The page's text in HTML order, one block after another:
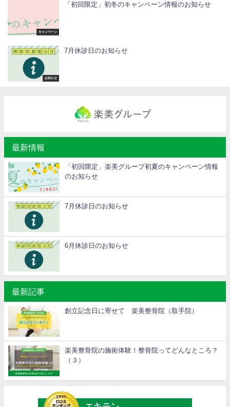
キャンペーン
「初回限定」初冬のキャンペーン情報のお知らせ
お知らせ
7月休診日のお知らせ
最新情報
「初回限定」楽美グループ初夏のキャンペーン情報
のお知らせ
7月休診日のお知らせ
6月休診日のお知らせ
最新記事
創立記念日に寄せて 楽美整骨院（取手院）
楽美整骨院の施術体験！整骨院ってどんなところ？
（３）